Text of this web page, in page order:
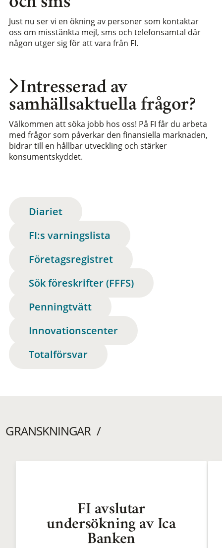
Intresserad av
samhällsaktuella frågor?
Välkommen att söka jobb hos oss! På FI får du arbeta
med frågor som påverkar den finansiella marknaden,
bidrar till en hållbar utveckling och stärker
konsumentskyddet.
Just nu ser vi en ökning av personer som kontaktar
oss om misstänkta mejl, sms och telefonsamtal där
någon utger sig för att vara från FI.
Diariet
FI:s varningslista
Företagsregistret
Sök föreskrifter (FFFS)
Penningtvätt
Innovationscenter
Totalförsvar
GRANSKNINGAR
FI avslutar
undersökning av Ica
Banken